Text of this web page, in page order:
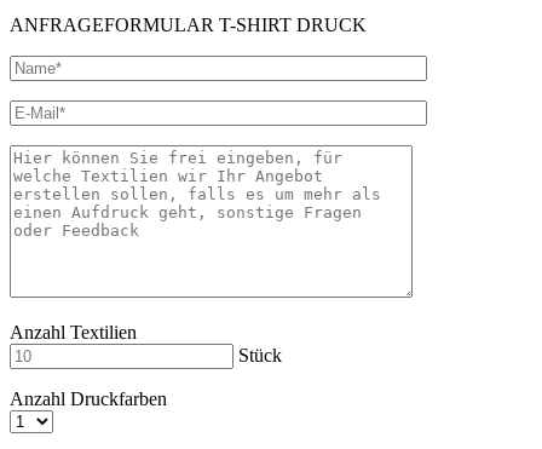
ANFRAGEFORMULAR T-SHIRT DRUCK
Anzahl Textilien
Stück
Anzahl Druckfarben